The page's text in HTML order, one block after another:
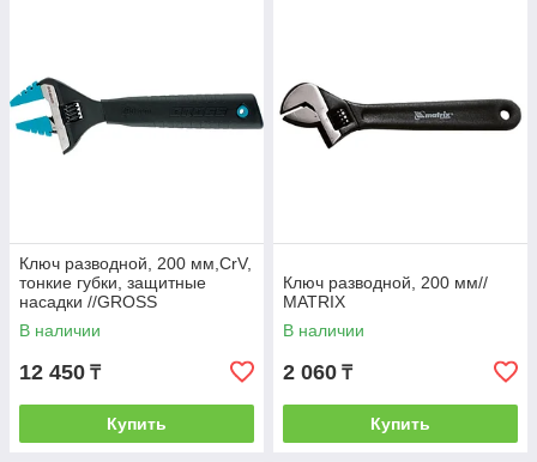
Ключ разводной, 200 мм,CrV,
тонкие губки, защитные
насадки //GROSS
В наличии
12 450 ₸
Купить
Ключ разводной, 200 мм//
MATRIX
В наличии
2 060 ₸
Купить